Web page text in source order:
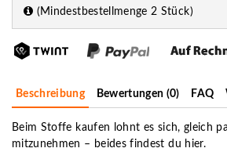
(Mindestbestellmenge 2 Stück)
Beschreibung Bewertungen (0) FAQ
Beim Stoffe kaufen lohnt es sich, gleich
mitzunehmen – beides findest du hier.